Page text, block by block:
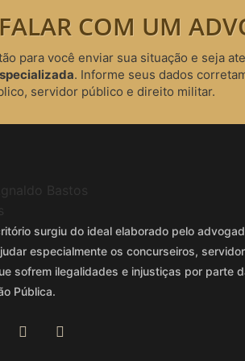
COM UM
para você enviar sua situação e seja
. Informe seus dados
servidor público e direito militar.
surgiu do ideal elaborado pelo
especialmente os concurseiros,
sofrem ilegalidades e injustiças por parte
Pública.